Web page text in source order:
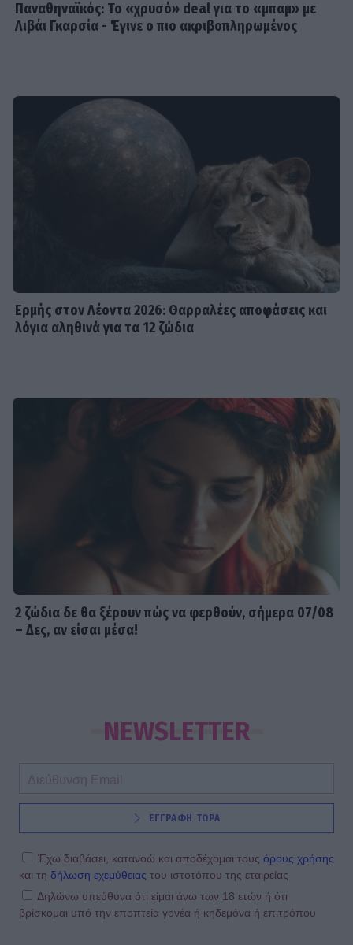
Παναθηναϊκός: Το «χρυσό» deal για το «μπαμ» με
Λιβάι Γκαρσία - Έγινε ο πιο ακριβοπληρωμένος
Ερμής στον Λέοντα 2026: Θαρραλέες αποφάσεις και
λόγια αληθινά για τα 12 ζώδια
2 ζώδια δε θα ξέρουν πώς να φερθούν, σήμερα 07/08
– Δες, αν είσαι μέσα!
NEWSLETTER
ΕΓΓΡΑΦΗ ΤΩΡΑ
Έχω διαβάσει, κατανοώ και αποδέχομαι τους όρους χρήσης
και τη δήλωση εχεμύθειας του ιστοτόπου της εταιρείας
Δηλώνω υπεύθυνα ότι είμαι άνω των 18 ετών ή ότι
βρίσκομαι υπό την εποπτεία γονέα ή κηδεμόνα ή επιτρόπου